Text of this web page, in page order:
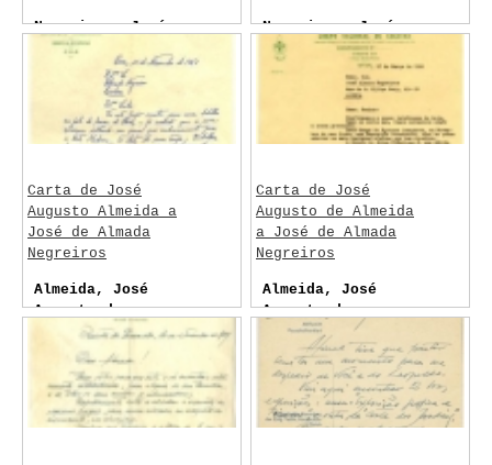
Negreiros, José
Afonso de Almada
Negreiros, José
Afonso de Almada
Carta de José
Augusto Almeida a
José de Almada
Negreiros
Almeida, José
Augusto de
Carta de José
Augusto de Almeida
a José de Almada
Negreiros
Almeida, José
Augusto de